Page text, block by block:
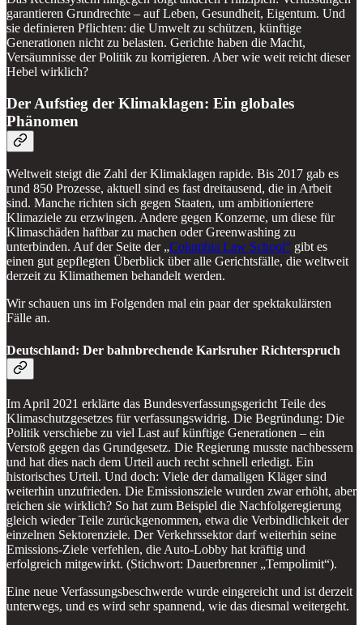
garantieren Grundrechte – auf Leben, Gesundheit, Eigentum. Und
sie definieren Pflichten: die Umwelt zu schützen, künftige
Generationen nicht zu belasten. Gerichte haben die Macht,
Versäumnisse der Politik zu korrigieren. Aber wie weit reicht dieser
Hebel wirklich?
Der Aufstieg der Klimaklagen: Ein globales
Phänomen
Weltweit steigt die Zahl der Klimaklagen rapide. Bis 2017 gab es
rund 850 Prozesse, aktuell sind es fast dreitausend, die in Arbeit
sind. Manche richten sich gegen Staaten, um ambitioniertere
Klimaziele zu erzwingen. Andere gegen Konzerne, um diese für
Klimaschäden haftbar zu machen oder Greenwashing zu
unterbinden. Auf der Seite der „Columbia Law School“ gibt es
einen gut gepflegten Überblick über alle Gerichtsfälle, die weltweit
derzeit zu Klimathemen behandelt werden.
Wir schauen uns im Folgenden mal ein paar der spektakulärsten
Fälle an.
Deutschland: Der bahnbrechende Karlsruher Richterspruch
Im April 2021 erklärte das Bundesverfassungsgericht Teile des
Klimaschutzgesetzes für verfassungswidrig. Die Begründung: Die
Politik verschiebe zu viel Last auf künftige Generationen – ein
Verstoß gegen das Grundgesetz. Die Regierung musste nachbessern
und hat dies nach dem Urteil auch recht schnell erledigt. Ein
historisches Urteil. Und doch: Viele der damaligen Kläger sind
weiterhin unzufrieden. Die Emissionsziele wurden zwar erhöht, aber
reichen sie wirklich? So hat zum Beispiel die Nachfolgeregierung
gleich wieder Teile zurückgenommen, etwa die Verbindlichkeit der
einzelnen Sektorenziele. Der Verkehrssektor darf weiterhin seine
Emissions-Ziele verfehlen, die Auto-Lobby hat kräftig und
erfolgreich mitgewirkt. (Stichwort: Dauerbrenner „Tempolimit“).
Eine neue Verfassungsbeschwerde wurde eingereicht und ist derzeit
unterwegs, und es wird sehr spannend, wie das diesmal weitergeht.